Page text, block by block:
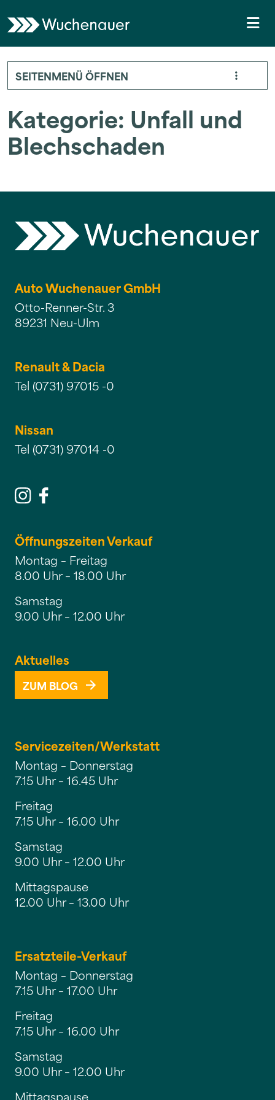
Kategorie: Unfall und
Blechschaden
SEITENMENÜ ÖFFNEN
Auto Wuchenauer GmbH
Otto-Renner-Str. 3
89231 Neu-Ulm
Renault & Dacia
Tel (0731) 97015 -0
Nissan
Tel (0731) 97014 -0
Öffnungszeiten Verkauf
Montag – Freitag
8.00 Uhr – 18.00 Uhr
Samstag
9.00 Uhr – 12.00 Uhr
Aktuelles
ZUM BLOG
Servicezeiten/Werkstatt
Montag – Donnerstag
7.15 Uhr – 16.45 Uhr
Freitag
7.15 Uhr – 16.00 Uhr
Samstag
9.00 Uhr – 12.00 Uhr
Mittagspause
12.00 Uhr – 13.00 Uhr
Ersatzteile-Verkauf
Montag – Donnerstag
7.15 Uhr – 17.00 Uhr
Freitag
7.15 Uhr – 16.00 Uhr
Samstag
9.00 Uhr – 12.00 Uhr
Mittagspause